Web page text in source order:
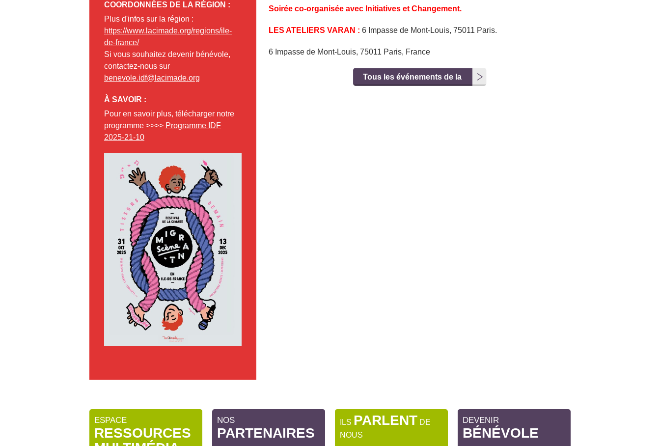
Soirée co-organisée avec Initiatives et Changement.
LES ATELIERS VARAN : 6 Impasse de Mont-Louis, 75011 Paris.
6 Impasse de Mont-Louis, 75011 Paris, France
Tous les événements de la
COORDONNÉES DE LA RÉGION :
Plus d'infos sur la région :
https://www.lacimade.org/regions/ile-
de-france/
Si vous souhaitez devenir bénévole,
contactez-nous sur
benevole.idf@lacimade.org
À SAVOIR :
Pour en savoir plus, télécharger notre
programme >>>> Programme IDF
2025-21-10
ESPACE
RESSOURCES
NOS
PARTENAIRES
ILS PARLENT DE
NOUS
DEVENIR
BÉNÉVOLE